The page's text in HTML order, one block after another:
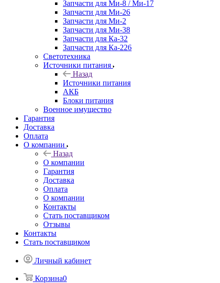
Запчасти для Ми-8 / Ми-17
Запчасти для Ми-26
Запчасти для Ми-2
Запчасти для Ми-38
Запчасти для Ка-32
Запчасти для Ка-226
Светотехника
Источники питания
Назад
Источники питания
АКБ
Блоки питания
Военное имущество
Гарантия
Доставка
Оплата
О компании
Назад
О компании
Гарантия
Доставка
Оплата
О компании
Контакты
Стать поставщиком
Отзывы
Контакты
Стать поставщиком
Личный кабинет
Корзина0